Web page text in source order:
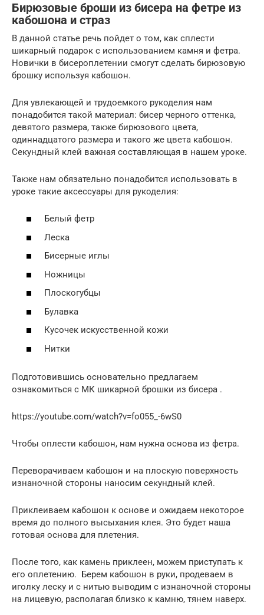
Бирюзовые броши из бисера на фетре из
кабошона и страз
В данной статье речь пойдет о том, как сплести
шикарный подарок с использованием камня и фетра.
Новички в бисероплетении смогут сделать бирюзовую
брошку используя кабошон.
Для увлекающей и трудоемкого рукоделия нам
понадобится такой материал: бисер черного оттенка,
девятого размера, также бирюзового цвета,
одиннадцатого размера и такого же цвета кабошон.
Секундный клей важная составляющая в нашем уроке.
Также нам обязательно понадобится использовать в
уроке такие аксессуары для рукоделия:
Белый фетр
Леска
Бисерные иглы
Ножницы
Плоскогубцы
Булавка
Кусочек искусственной кожи
Нитки
Подготовившись основательно предлагаем
ознакомиться с МК шикарной брошки из бисера .
https://youtube.com/watch?v=fo055_-6wS0
Чтобы оплести кабошон, нам нужна основа из фетра.
Переворачиваем кабошон и на плоскую поверхность
изнаночной стороны наносим секундный клей.
Приклеиваем кабошон к основе и ожидаем некоторое
время до полного высыхания клея. Это будет наша
готовая основа для плетения.
После того, как камень приклеен, можем приступать к
его оплетению. Берем кабошон в руки, продеваем в
иголку леску и с нитью выводим с изнаночной стороны
на лицевую, располагая близко к камню, тянем наверх.